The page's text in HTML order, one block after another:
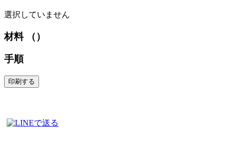
選択していません
材料 （）
手順